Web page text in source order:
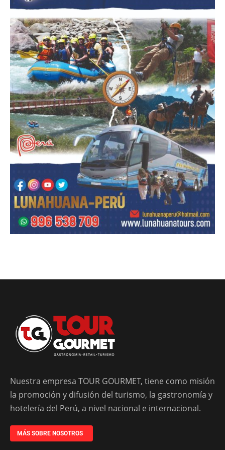
Nuestra empresa TOUR GOURMET, tiene como misión
la promoción y difusión del turismo, la gastronomía y
hotelería del Perú, a nivel nacional e internacional.
MÁS SOBRE NOSOTROS